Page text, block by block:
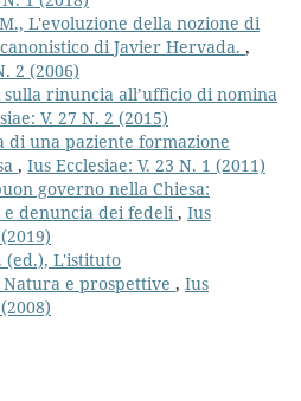
M., L'evoluzione della nozione di
di Javier Hervada. ,
2 (2006)
rinuncia all’ufficio di nomina
V. 27 N. 2 (2015)
di una paziente formazione
, Ius Ecclesiae: V. 23 N. 1 (2011)
governo nella Chiesa:
denuncia dei fedeli, Ius
(ed.), L'istituto
e prospettive , Ius